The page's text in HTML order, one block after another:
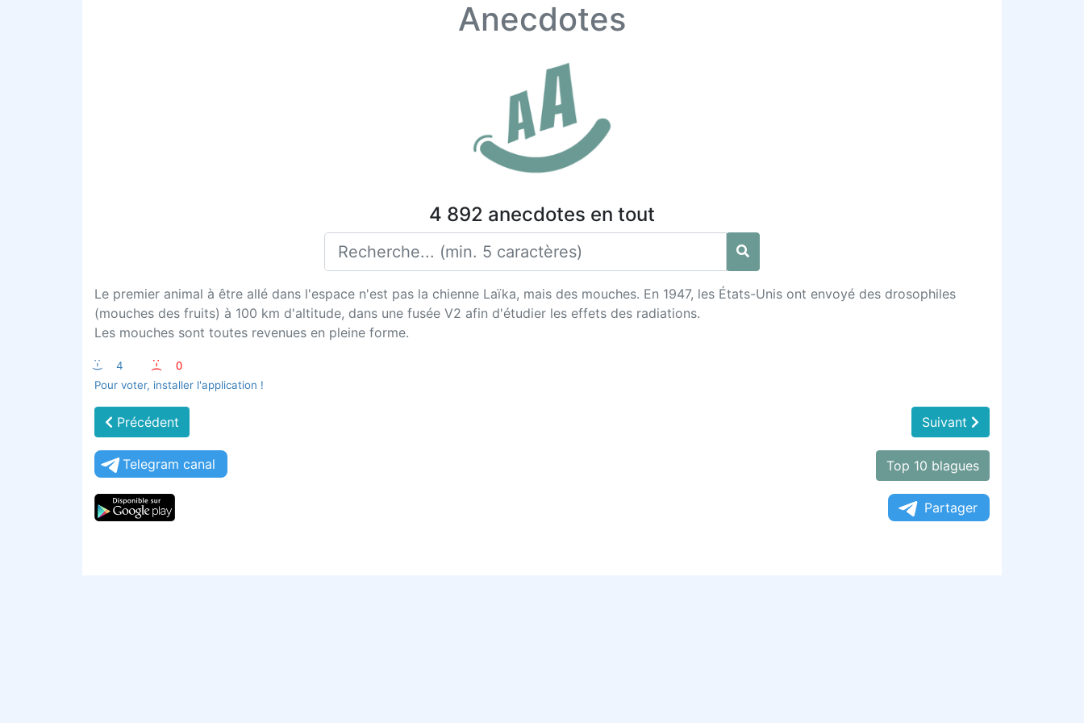
Anecdotes
4 892 anecdotes en tout
Le premier animal à être allé dans l'espace n'est pas la chienne Laïka, mais des mouches. En 1947, les États-Unis ont envoyé des drosophiles
(mouches des fruits) à 100 km d'altitude, dans une fusée V2 afin d'étudier les effets des radiations.
Les mouches sont toutes revenues en pleine forme.
:-) 4 :-(
0
Pour voter, installer l'application !
Précédent Suivant
Telegram canal Top 10 blagues
Partager